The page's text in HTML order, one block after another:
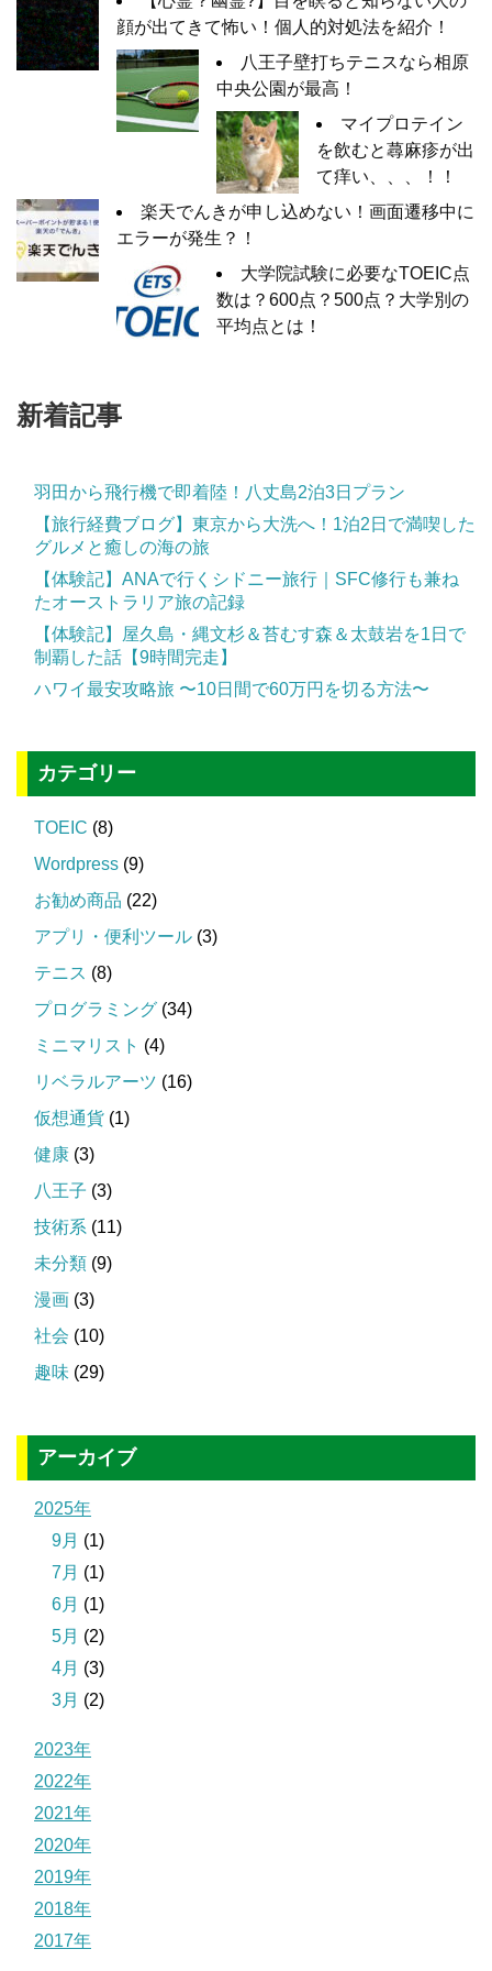
顔が出てきて怖い！個人的対処法を紹介！
八王子壁打ちテニスなら相原
中央公園が最高！
マイプロテイン
を飲むと蕁麻疹が出
て痒い、、、！！
楽天でんきが申し込めない！画面遷移中に
エラーが発生？！
大学院試験に必要なTOEIC点
数は？600点？500点？大学別の
平均点とは！
新着記事
羽田から飛行機で即着陸！八丈島2泊3日プラン
【旅行経費ブログ】東京から大洗へ！1泊2日で満喫した
グルメと癒しの海の旅
【体験記】ANAで行くシドニー旅行｜SFC修行も兼ね
たオーストラリア旅の記録
【体験記】屋久島・縄文杉＆苔むす森＆太鼓岩を1日で
制覇した話【9時間完走】
ハワイ最安攻略旅 〜10日間で60万円を切る方法〜
カテゴリー
TOEIC (8)
Wordpress (9)
お勧め商品 (22)
アプリ・便利ツール (3)
テニス (8)
プログラミング (34)
ミニマリスト (4)
リベラルアーツ (16)
仮想通貨 (1)
健康 (3)
八王子 (3)
技術系 (11)
未分類 (9)
漫画 (3)
社会 (10)
趣味 (29)
アーカイブ
2025年
9月 (1)
7月 (1)
6月 (1)
5月 (2)
4月 (3)
3月 (2)
2023年
2022年
2021年
2020年
2019年
2018年
2017年